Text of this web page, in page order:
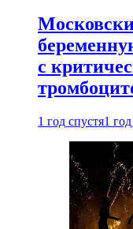
с
1 год спустя1